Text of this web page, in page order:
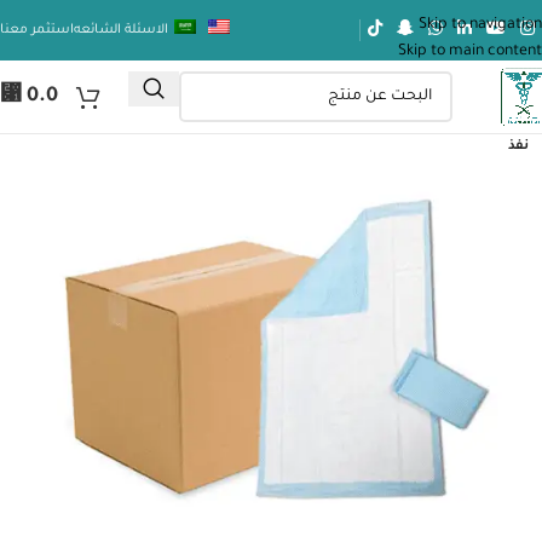
Skip to navigation
Skip to main content
الاسئلة الشائعهاستثمر معنا
⃁ 0.0
نفذ